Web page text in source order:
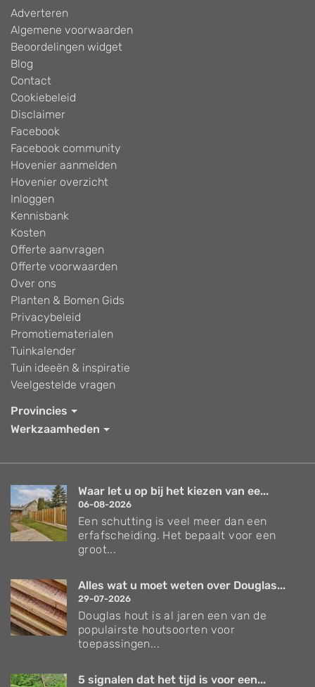
Adverteren
Algemene voorwaarden
Beoordelingen widget
Blog
Contact
Cookiebeleid
Disclaimer
Facebook
Facebook community
Hovenier aanmelden
Hovenier overzicht
Inloggen
Kennisbank
Kosten
Offerte aanvragen
Offerte voorwaarden
Over ons
Planten & Bomen Gids
Privacybeleid
Promotiematerialen
Tuinkalender
Tuin ideeën & inspiratie
Veelgestelde vragen
Provincies
Werkzaamheden
Waar let u op bij het kiezen van ee...
06-08-2026
Een schutting is veel meer dan een
erfafscheiding. Het bepaalt voor een
groot...
Alles wat u moet weten over Douglas...
29-07-2026
Douglas hout is al jaren een van de
populairste houtsoorten voor
toepassingen...
5 signalen dat het tijd is voor een...